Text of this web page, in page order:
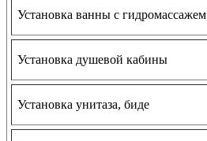
Установка ванны с гидромассажем
Установка душевой кабины
Установка унитаза, биде